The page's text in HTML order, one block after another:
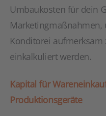
Umbaukosten für dein
Konditorei aufmerksam
einkalkuliert werden.
Kapital für
Produktionsgeräte